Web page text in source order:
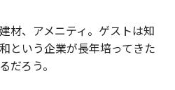
材、アメニティ。ゲストは知
という企業が長年培ってきた
だろう。